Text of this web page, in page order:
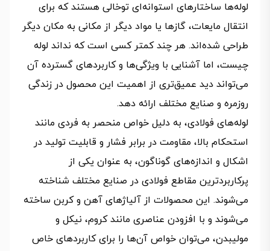
لوله‌ها ساختارهای استوانه‌ای توخالی هستند که برای
انتقال مایعات، گازها یا مواد دیگر از مکانی به مکان دیگر
طراحی شده‌اند. هر چند کمتر کسی است که نداند لوله
چیست، اما آشنایی با ویژگی‌ها و کاربردهای گسترده آن
می‌تواند دید عمیق‌تری از اهمیت این محصول در زندگی
روزمره و صنایع مختلف ارائه دهد.
لوله‌های فولادی، به دلیل خواص منحصر به فردی مانند
استحکام بالا، مقاومت در برابر فشار و قابلیت تولید در
اشکال و اندازه‌های گوناگون، به عنوان یکی از
پرکاربردترین مقاطع فولادی در صنایع مختلف شناخته
می‌شوند. این محصولات از آلیاژهای آهن و کربن ساخته
می‌شوند و با افزودن عناصری مانند کروم، نیکل و
مولیبدن، می‌توان خواص آن‌ها را برای کاربردهای خاص